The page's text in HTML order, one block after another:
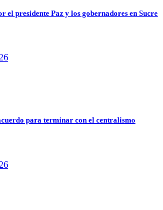
el presidente Paz y los gobernadores en Sucre
para terminar con el centralismo